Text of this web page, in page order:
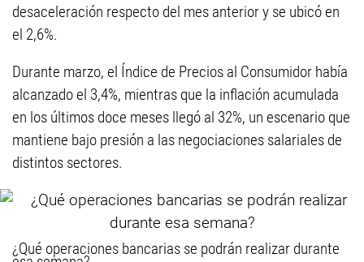
desaceleración respecto del mes anterior y se ubicó en
el 2,6%.
Durante marzo, el Índice de Precios al Consumidor había
alcanzado el 3,4%, mientras que la inflación acumulada
en los últimos doce meses llegó al 32%, un escenario que
mantiene bajo presión a las negociaciones salariales de
distintos sectores.
¿Qué operaciones bancarias se podrán realizar durante